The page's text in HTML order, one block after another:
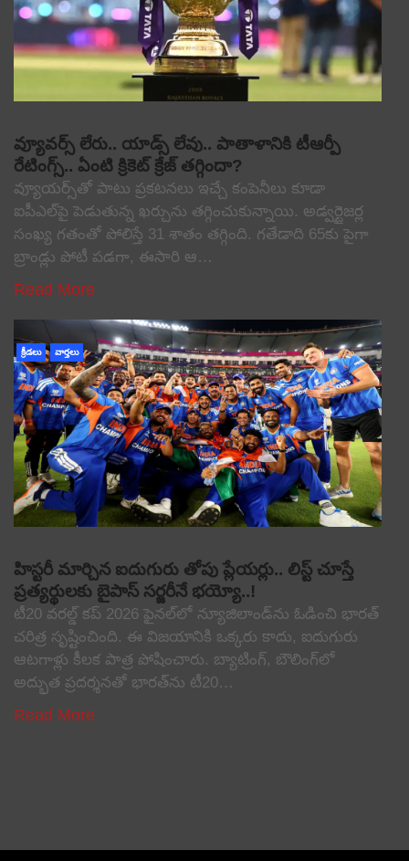
వ్యూవర్స్ లేరు.. యాడ్స్ లేవు.. పాతాళానికి టీఆర్పీ
రేటింగ్స్.. ఏంటి క్రికెట్ క్రేజ్ తగ్గిందా?
వ్యూయర్స్‌తో పాటు ప్రకటనలు ఇచ్చే కంపెనీలు కూడా
ఐపీఎల్‌పై పెడుతున్న ఖర్చును తగ్గించుకున్నాయి. అడ్వర్టైజర్ల
సంఖ్య గతంతో పోలిస్తే 31 శాతం తగ్గింది. గతేడాది 65కు పైగా
బ్రాండ్లు పోటీ పడగా, ఈసారి ఆ…
Read More
క్రీడలు వార్తలు
హిస్టరీ మార్చిన ఐదుగురు తోపు ప్లేయర్లు.. లిస్ట్ చూస్తే
ప్రత్యర్థులకు బైపాస్ సర్జరీనే భయ్యో..!
టీ20 వరల్డ్ కప్ 2026 ఫైనల్‌లో న్యూజిలాండ్‌ను ఓడించి భారత్
చరిత్ర సృష్టించింది. ఈ విజయానికి ఒక్కరు కాదు, ఐదుగురు
ఆటగాళ్లు కీలక పాత్ర పోషించారు. బ్యాటింగ్, బౌలింగ్‌లో
అద్భుత ప్రదర్శనతో భారత్‌ను టీ20…
Read More